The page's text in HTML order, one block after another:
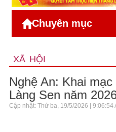
Chuyên mục
XÃ HỘI
Nghệ An: Khai mạc
Làng Sen năm
Cập nhật: Thứ ba, 19/5/2026 | 9:06:54